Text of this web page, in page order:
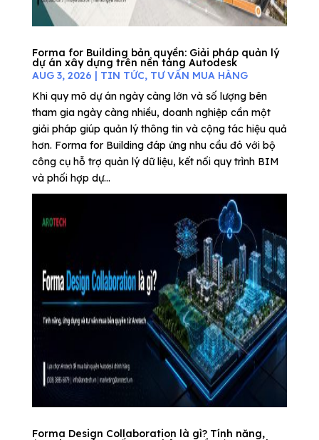
Forma for Building bản quyền: Giải pháp quản lý
dự án xây dựng trên nền tảng Autodesk
AUG 3, 2026 | TIN TỨC, TƯ VẤN MUA HÀNG
Khi quy mô dự án ngày càng lớn và số lượng bên
tham gia ngày càng nhiều, doanh nghiệp cần một
giải pháp giúp quản lý thông tin và cộng tác hiệu quả
hơn. Forma for Building đáp ứng nhu cầu đó với bộ
công cụ hỗ trợ quản lý dữ liệu, kết nối quy trình BIM
và phối hợp dự...
Forma Design Collaboration là gì? Tính năng,